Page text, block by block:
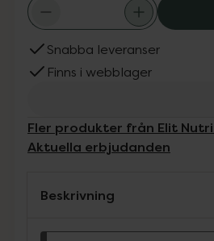
Snabba leveranser
Finns i webblager
Fler produkter från Elit
Aktuella erbjudanden
Beskrivning